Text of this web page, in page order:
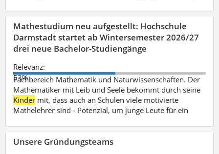
Mathestudium neu aufgestellt: Hochschule
Darmstadt startet ab Wintersemester 2026/27
drei neue Bachelor-Studiengänge
Relevanz:
53%
Fachbereich Mathematik und Naturwissenschaften. Der
Mathematiker mit Leib und Seele bekommt durch seine
Kinder mit, dass auch an Schulen viele motivierte
Mathelehrer sind - Potenzial, um junge Leute für ein
Unsere Gründungsteams